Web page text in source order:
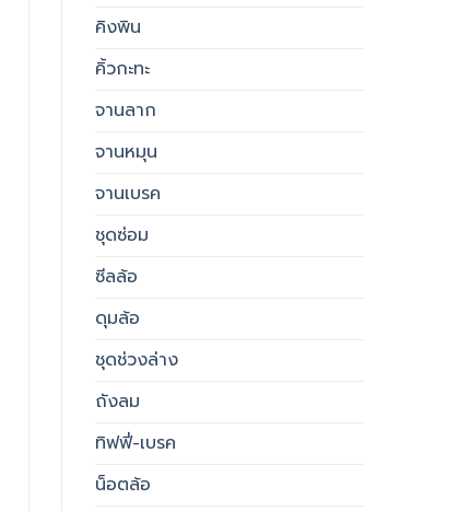
คิงพิน
คิ้วกะทะ
จานลาก
จานหมุน
จานเบรค
ชุดซ่อม
ซีลล้อ
ดุมล้อ
ชุดช่วงล่าง
ถังลม
ทิฟฟี่-เบรค
น็อตล้อ